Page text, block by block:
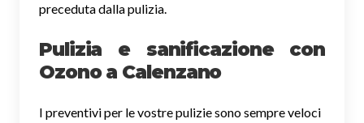
preceduta dalla pulizia.
Pulizia e sanificazione con
Ozono a Calenzano
I preventivi per le vostre pulizie sono sempre veloci